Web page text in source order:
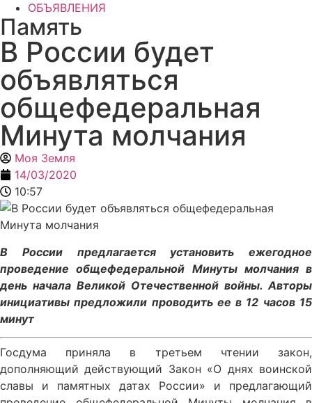
ОБЪЯВЛЕНИЯ
Память
В России будет
объявляться
общефедеральная
Минута молчания
Моя Земля
14/03/2020
10:57
В России предлагается установить ежегодное
проведение общефедеральной Минуты молчания в
день начала Великой Отечественной войны. Авторы
инициативы предложили проводить ее в 12 часов 15
минут
Госдума приняла в третьем чтении закон,
дополняющий действующий Закон «О днях воинской
славы и памятных датах России» и предлагающий